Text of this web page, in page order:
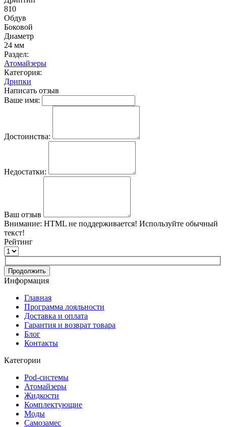
810
Обдув
Боковой
Диаметр
24 мм
Раздел:
Атомайзеры
Категория:
Дрипки
Написать отзыв
Ваше имя:
Достоинства:
Недостатки:
Ваш отзыв
Внимание: HTML не поддерживается! Используйте обычный
текст!
Рейтинг
Продолжить
Информация
Главная
Программа лояльности
Доставка и оплата
Гарантия и возврат товара
Блог
Контакты
Категории
Pod-системы
Атомайзеры
Жидкости
Комплектующие
Моды
Самозамес